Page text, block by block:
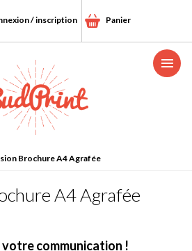
/ inscription Panier
Menu
Brochure A4 Agrafée
A4 Agrafée
votre communication !